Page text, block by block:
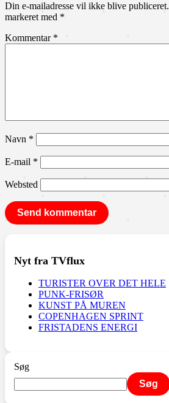
Din e-mailadresse vil ikke blive publiceret.
markeret med *
Kommentar *
Navn *
E-mail *
Websted
Nyt fra TVflux
TURISTER OVER DET HELE
PUNK-FRISØR
KUNST PÅ MUREN
COPENHAGEN SPRINT
FRISTADENS ENERGI
Søg
Søg